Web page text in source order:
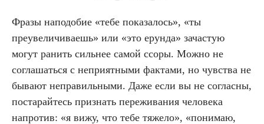
Фразы наподобие «тебе показалось», «ты
преувеличиваешь» или «это ерунда» зачастую
могут ранить сильнее самой ссоры. Можно не
соглашаться с неприятными фактами, но чувства не
бывают неправильными. Даже если вы не согласны,
постарайтесь признать переживания человека
напротив: «я вижу, что тебе тяжело», «понимаю,